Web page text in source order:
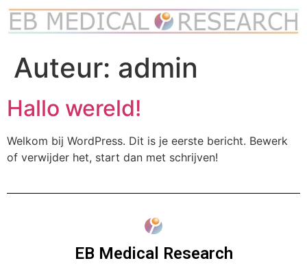
Auteur: admin
Hallo wereld!
Welkom bij WordPress. Dit is je eerste bericht. Bewerk
of verwijder het, start dan met schrijven!
EB Medical Research